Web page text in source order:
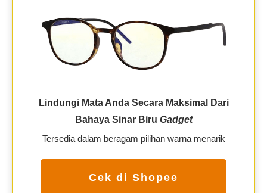
Lindungi Mata Anda Secara Maksimal Dari
Bahaya Sinar Biru Gadget
Tersedia dalam beragam pilihan warna menarik
Cek di Shopee